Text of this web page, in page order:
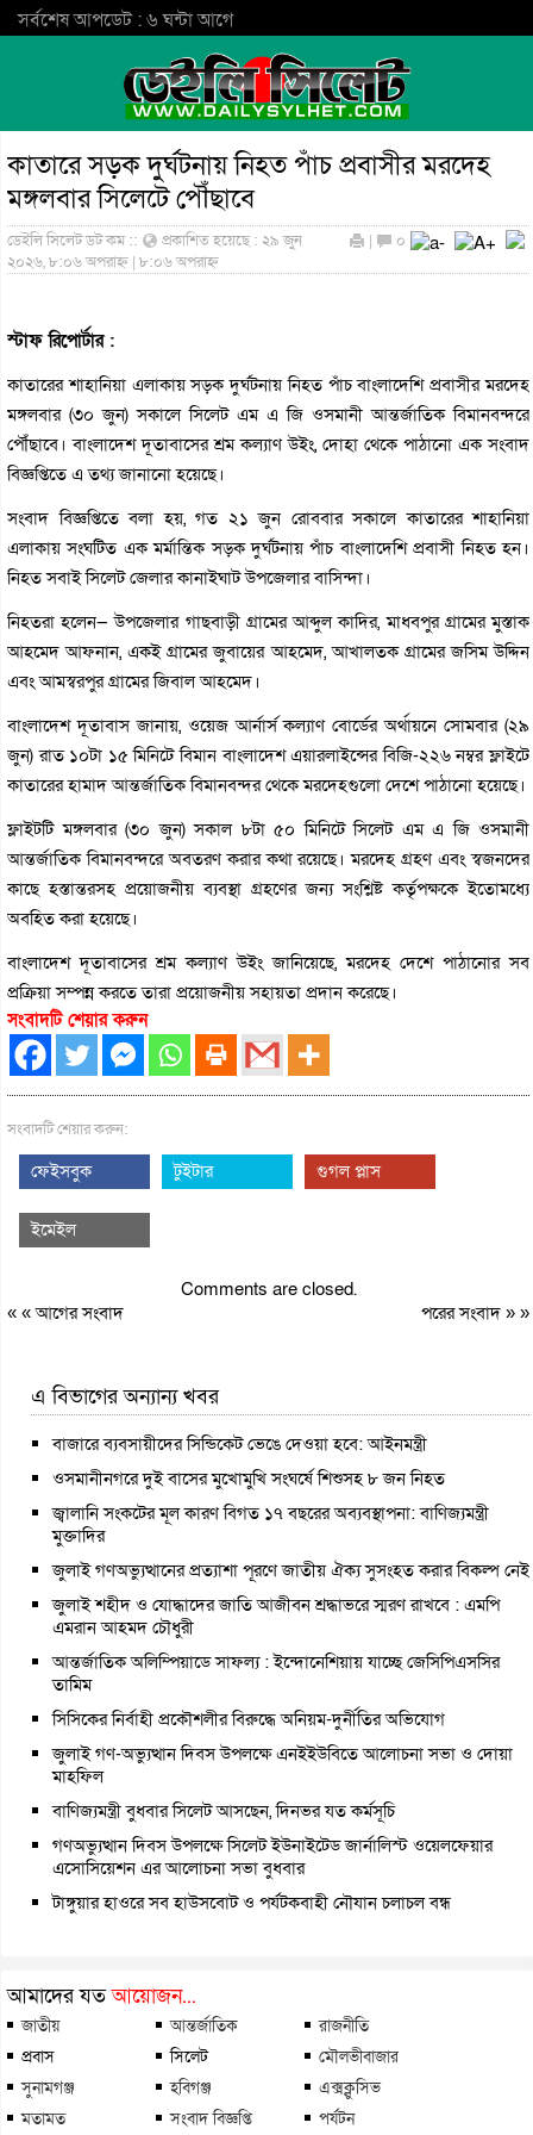
সর্বশেষ আপডেট : ৬ ঘন্টা আগে
কাতারে সড়ক দুর্ঘটনায় নিহত পাঁচ প্রবাসীর মরদেহ
মঙ্গলবার সিলেটে পৌঁছাবে
ডেইলি সিলেট ডট কম ::
প্রকাশিত হয়েছে : ২৯ জুন
২০২৬, ৮:০৬ অপরাহ্ন | ৮:০৬ অপরাহ্ন
| ০
স্টাফ রিপোর্টার :
কাতারের শাহানিয়া এলাকায় সড়ক দুর্ঘটনায় নিহত পাঁচ বাংলাদেশি প্রবাসীর মরদেহ
মঙ্গলবার (৩০ জুন) সকালে সিলেট এম এ জি ওসমানী আন্তর্জাতিক বিমানবন্দরে
পৌঁছাবে। বাংলাদেশ দূতাবাসের শ্রম কল্যাণ উইং, দোহা থেকে পাঠানো এক সংবাদ
বিজ্ঞপ্তিতে এ তথ্য জানানো হয়েছে।
সংবাদ বিজ্ঞপ্তিতে বলা হয়, গত ২১ জুন রোববার সকালে কাতারের শাহানিয়া
এলাকায় সংঘটিত এক মর্মান্তিক সড়ক দুর্ঘটনায় পাঁচ বাংলাদেশি প্রবাসী নিহত হন।
নিহত সবাই সিলেট জেলার কানাইঘাট উপজেলার বাসিন্দা।
নিহতরা হলেন— উপজেলার গাছবাড়ী গ্রামের আব্দুল কাদির, মাধবপুর গ্রামের মুস্তাক
আহমেদ আফনান, একই গ্রামের জুবায়ের আহমেদ, আখালতক গ্রামের জসিম উদ্দিন
এবং আমস্বরপুর গ্রামের জিবাল আহমেদ।
বাংলাদেশ দূতাবাস জানায়, ওয়েজ আর্নার্স কল্যাণ বোর্ডের অর্থায়নে সোমবার (২৯
জুন) রাত ১০টা ১৫ মিনিটে বিমান বাংলাদেশ এয়ারলাইন্সের বিজি-২২৬ নম্বর ফ্লাইটে
কাতারের হামাদ আন্তর্জাতিক বিমানবন্দর থেকে মরদেহগুলো দেশে পাঠানো হয়েছে।
ফ্লাইটটি মঙ্গলবার (৩০ জুন) সকাল ৮টা ৫০ মিনিটে সিলেট এম এ জি ওসমানী
আন্তর্জাতিক বিমানবন্দরে অবতরণ করার কথা রয়েছে। মরদেহ গ্রহণ এবং স্বজনদের
কাছে হস্তান্তরসহ প্রয়োজনীয় ব্যবস্থা গ্রহণের জন্য সংশ্লিষ্ট কর্তৃপক্ষকে ইতোমধ্যে
অবহিত করা হয়েছে।
বাংলাদেশ দূতাবাসের শ্রম কল্যাণ উইং জানিয়েছে, মরদেহ দেশে পাঠানোর সব
প্রক্রিয়া সম্পন্ন করতে তারা প্রয়োজনীয় সহায়তা প্রদান করেছে।
সংবাদটি শেয়ার করুন
সংবাদটি শেয়ার করুন:
ফেইসবুক টুইটার গুগল প্লাস
ইমেইল
Comments are closed.
« «আগের সংবাদ পরের সংবাদ» »
এ বিভাগের অন্যান্য খবর
বাজারে ব্যবসায়ীদের সিন্ডিকেট ভেঙে দেওয়া হবে: আইনমন্ত্রী
ওসমানীনগরে দুই বাসের মুখোমুখি সংঘর্ষে শিশুসহ ৮ জন নিহত
জ্বালানি সংকটের মূল কারণ বিগত ১৭ বছরের অব্যবস্থাপনা: বাণিজ্যমন্ত্রী
মুক্তাদির
জুলাই গণঅভ্যুত্থানের প্রত্যাশা পূরণে জাতীয় ঐক্য সুসংহত করার বিকল্প নেই
জুলাই শহীদ ও যোদ্ধাদের জাতি আজীবন শ্রদ্ধাভরে স্মরণ রাখবে : এমপি
এমরান আহমদ চৌধুরী
আন্তর্জাতিক অলিম্পিয়াডে সাফল্য : ইন্দোনেশিয়ায় যাচ্ছে জেসিপিএসসির
তামিম
সিসিকের নির্বাহী প্রকৌশলীর বিরুদ্ধে অনিয়ম-দুর্নীতির অভিযোগ
জুলাই গণ-অভ্যুত্থান দিবস উপলক্ষে এনইইউবিতে আলোচনা সভা ও দোয়া
মাহফিল
বাণিজ্যমন্ত্রী বুধবার সিলেট আসছেন, দিনভর যত কর্মসূচি
গণঅভ্যুত্থান দিবস উপলক্ষে সিলেট ইউনাইটেড জার্নালিস্ট ওয়েলফেয়ার
এসোসিয়েশন এর আলোচনা সভা বুধবার
টাঙ্গুয়ার হাওরে সব হাউসবোট ও পর্যটকবাহী নৌযান চলাচল বন্ধ
আমাদের যতআয়োজন...
জাতীয় আন্তর্জাতিক
রাজনীতি
প্রবাস
সিলেট
মৌলভীবাজার
সুনামগঞ্জ
হবিগঞ্জ
এক্সক্লুসিভ
মতামত
সংবাদ বিজ্ঞপ্তি পর্যটন